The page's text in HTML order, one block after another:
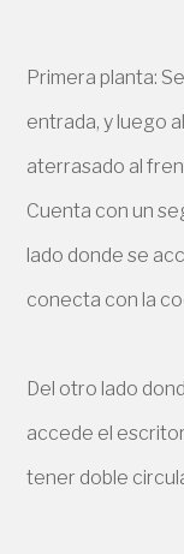
Primera planta:
entrada, y luego
aterrasado al
Cuenta con un
lado donde se
conecta con la
Del otro lado
accede el
tener doble